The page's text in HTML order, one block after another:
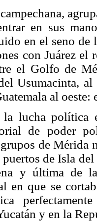
en sus
en el seno
con Juárez
el Golfo de
Usumacinta,
al oeste:
lucha política
de poder
de Mérida
de Isla
y última de
en que se
y en la